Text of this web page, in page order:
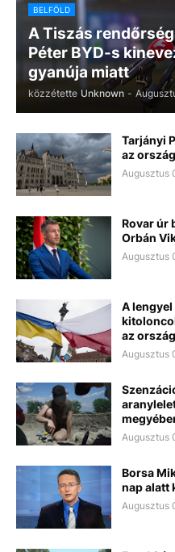
BELFÖLD
A Tiszás
Péter BYD-s
gyanúja miatt
közzétette Unknown -
Tarjányi
az
Augusztus
Rovar úr
Orbán
Augusztus
A lengyel
az
Augusztus
Augusztus
Borsa
nap alatt
Augusztus